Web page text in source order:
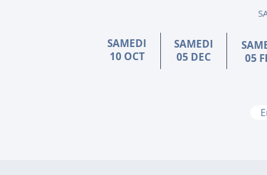
SAMEDI
10 OCT
SAMEDI
05 DEC
05